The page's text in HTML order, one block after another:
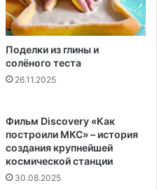
Поделки из глины и
солёного теста
26.11.2025
Фильм Discovery «Как
построили МКС» – история
создания крупнейшей
космической станции
30.08.2025